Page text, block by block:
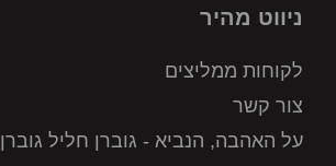
ניווט מהיר
לקוחות ממליצים
צור קשר
על האהבה, הנביא - גוברן חליל גוברן